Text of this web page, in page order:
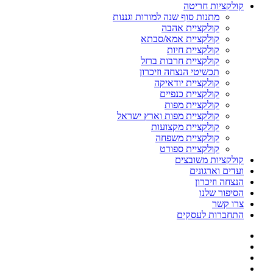
קולקציות חריטה
מתנות סוף שנה למורות וגננות
קולקציית אהבה
קולקציית אמא/סבתא
קולקציית חיות
קולקציית חרבות ברזל
תכשיטי הנצחה וזיכרון
קולקציית יודאיקה
קולקציית כנפיים
קולקציית מפות
קולקציית מפות וארץ ישראל
קולקציית מקצועות
קולקציית משפחה
קולקציית ספורט
קולקציות משובצים
ועדים וארגונים
הנצחה וזיכרון
הסיפור שלנו
צרו קשר
התחברות לעסקים